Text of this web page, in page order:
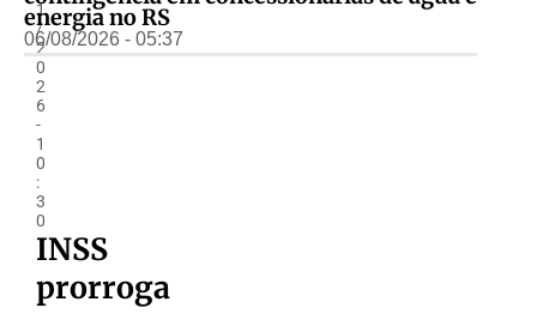
1
/
2
0
2
6
-
1
0
:
3
0
INSS
prorroga
energia no RS
06/08/2026 - 05:37